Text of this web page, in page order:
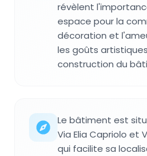
révèlent
espace pour la
décoration et
les goûts
construction du
Le bâtiment est
Via Elia Capriolo et
qui facilite sa